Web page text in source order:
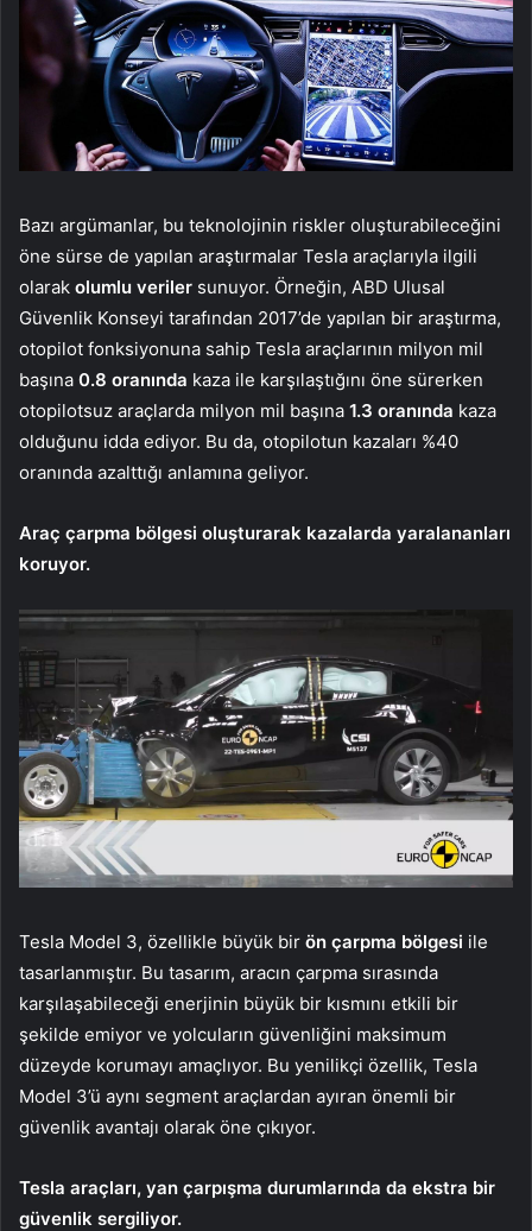
Bazı argümanlar, bu teknolojinin riskler oluşturabileceğini
öne sürse de yapılan araştırmalar Tesla araçlarıyla ilgili
olarak olumlu veriler sunuyor. Örneğin, ABD Ulusal
Güvenlik Konseyi tarafından 2017’de yapılan bir araştırma,
otopilot fonksiyonuna sahip Tesla araçlarının milyon mil
başına 0.8 oranında kaza ile karşılaştığını öne sürerken
otopilotsuz araçlarda milyon mil başına 1.3 oranında kaza
olduğunu idda ediyor. Bu da, otopilotun kazaları %40
oranında azalttığı anlamına geliyor.
Araç çarpma bölgesi oluşturarak kazalarda yaralananları
koruyor.
Tesla Model 3, özellikle büyük bir ön çarpma bölgesi ile
tasarlanmıştır. Bu tasarım, aracın çarpma sırasında
karşılaşabileceği enerjinin büyük bir kısmını etkili bir
şekilde emiyor ve yolcuların güvenliğini maksimum
düzeyde korumayı amaçlıyor. Bu yenilikçi özellik, Tesla
Model 3’ü aynı segment araçlardan ayıran önemli bir
güvenlik avantajı olarak öne çıkıyor.
Tesla araçları, yan çarpışma durumlarında da ekstra bir
güvenlik sergiliyor.